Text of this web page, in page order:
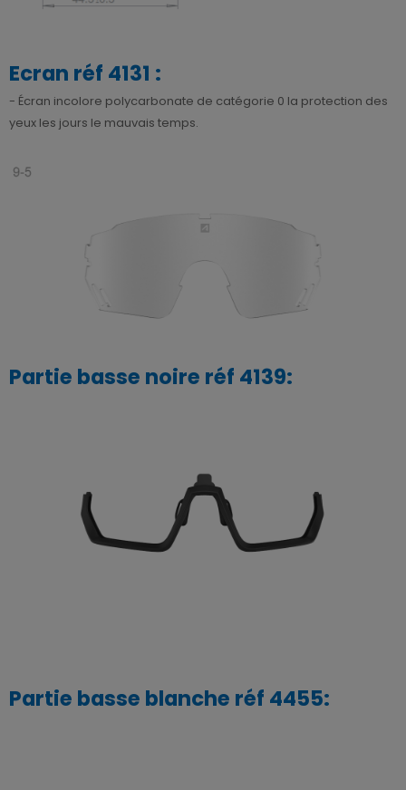
Ecran réf 4131 :
- Écran incolore polycarbonate de catégorie 0 la protection des
yeux les jours le mauvais temps.
Partie basse noire réf 4139:
Partie basse blanche réf 4455: